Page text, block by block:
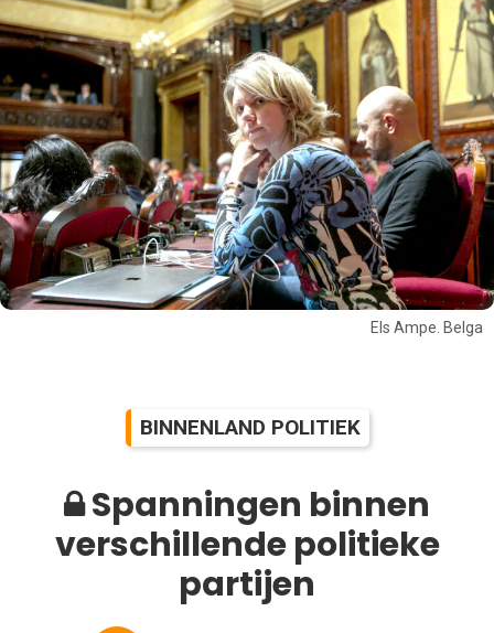
Els Ampe. Belga
BINNENLAND POLITIEK
Spanningen binnen
verschillende politieke
partijen